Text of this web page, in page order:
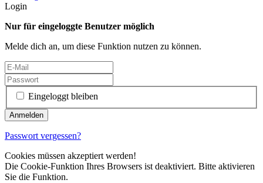
Login
Nur für eingeloggte Benutzer möglich
Melde dich an, um diese Funktion nutzen zu können.
Eingeloggt bleiben
Passwort vergessen?
Cookies müssen akzeptiert werden!
Die Cookie-Funktion Ihres Browsers ist deaktiviert. Bitte aktivieren
Sie die Funktion.